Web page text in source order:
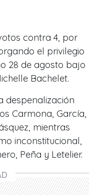
contra 4, por
el privilegio
28 de agosto bajo
Bachelet.
despenalización
Carmona, García,
mientras
inconstitucional,
Peña y Letelier.